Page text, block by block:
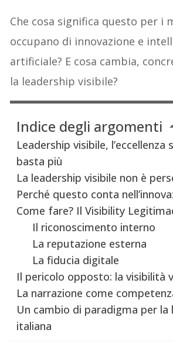
Che cosa significa questo per i
occupano di innovazione e
artificiale? E cosa cambia,
la leadership visibile?
Indice degli argomenti
Leadership visibile, l’eccellenza
basta più
La leadership visibile non è
Perché questo conta
Come fare? Il Visibility
Il riconoscimento interno
La reputazione esterna
La fiducia digitale
Il pericolo opposto: la visibilità
La narrazione come
Un cambio di paradigma per la
italiana